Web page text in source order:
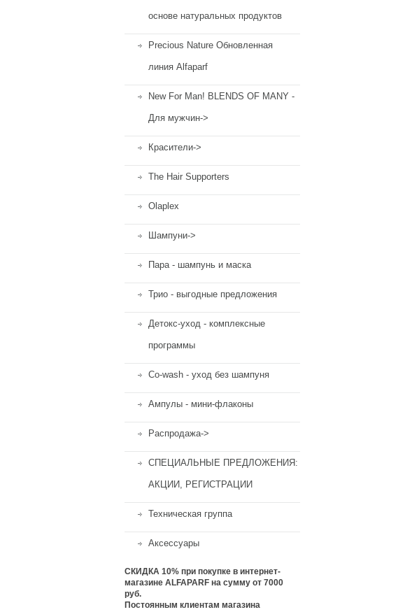
основе натуральных продуктов
Precious Nature Обновленная
линия Alfaparf
New For Man! BLENDS OF MANY -
Для мужчин->
Красители->
The Hair Supporters
Olaplex
Шампуни->
Пара - шампунь и маска
Трио - выгодные предложения
Детокс-уход - комплексные
программы
Co-wash - уход без шампуня
Ампулы - мини-флаконы
Распродажа->
СПЕЦИАЛЬНЫЕ ПРЕДЛОЖЕНИЯ:
АКЦИИ, РЕГИСТРАЦИИ
Техническая группа
Аксессуары
СКИДКА 10% при покупке в интернет-
магазине ALFAPARF на сумму от 7000
руб.
Постоянным клиентам магазина